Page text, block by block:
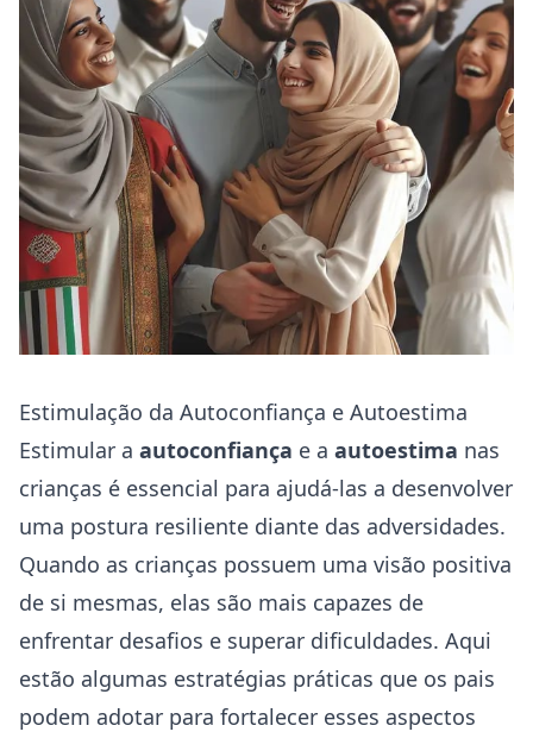
Estimulação da Autoconfiança e Autoestima
Estimular a autoconfiança e a autoestima nas
crianças é essencial para ajudá-las a desenvolver
uma postura resiliente diante das adversidades.
Quando as crianças possuem uma visão positiva
de si mesmas, elas são mais capazes de
enfrentar desafios e superar dificuldades. Aqui
estão algumas estratégias práticas que os pais
podem adotar para fortalecer esses aspectos